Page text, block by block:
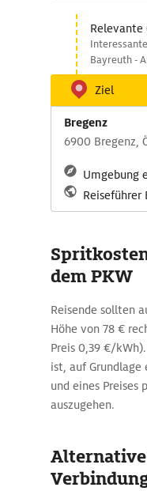
Relevante
Bayreuth -
Ziel
Bregenz
6900 Bregenz,
Umgebung
Reiseführer
dem PKW
Reisende sollten
Höhe von 78 €
Preis 0,39 €/
ist, auf Grundlage
und eines
auszugehen.